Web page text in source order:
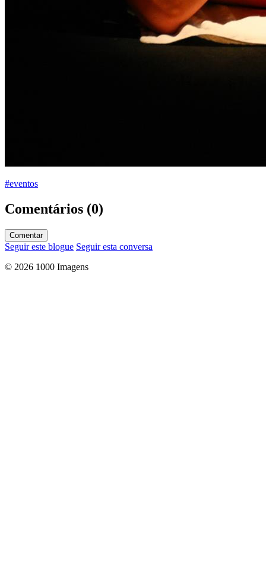
#eventos
Comentários (0)
Comentar
Seguir este blogue Seguir esta conversa
© 2026 1000 Imagens